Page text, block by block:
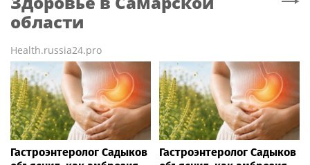
области
Health.russia24.pro
Гастроэнтеролог Садыков
Гастроэнтеролог Садыков